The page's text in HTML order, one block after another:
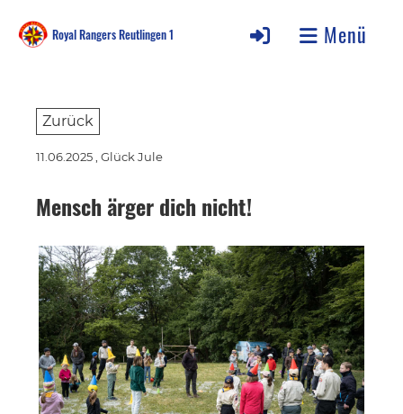
Royal Rangers Reutlingen 1 Menü
Zurück
11.06.2025 , Glück Jule
Mensch ärger dich nicht!